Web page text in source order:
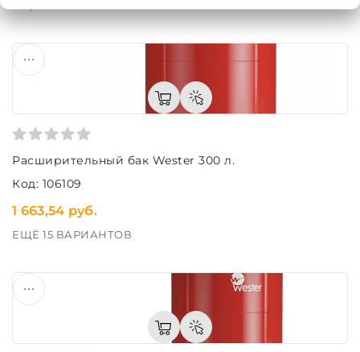
Расширительный бак Wester 300 л.
Код: 106109
1 663,54 руб.
ЕЩЁ 15 ВАРИАНТОВ